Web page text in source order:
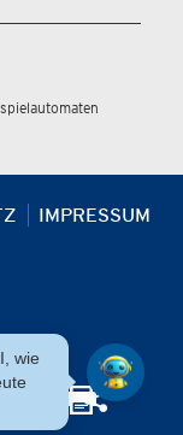
IMPRESSUM
wie